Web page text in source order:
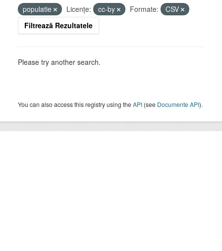
populatie
Licenţe: cc-by Formate:
CSV
Filtrează Rezultatele
Please try another search.
You can also access this registry using theAPI (see Documente API).